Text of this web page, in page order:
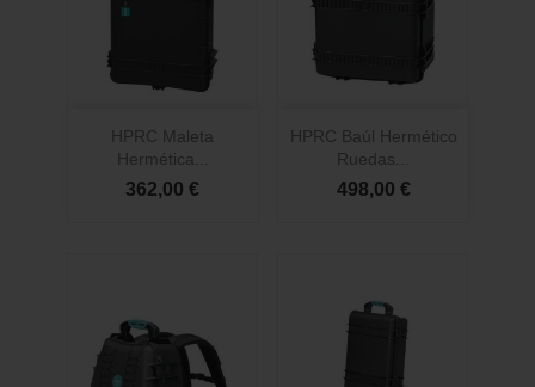
HPRC Maleta
Hermética...
362,00 €
HPRC Baúl Hermético
Ruedas...
498,00 €